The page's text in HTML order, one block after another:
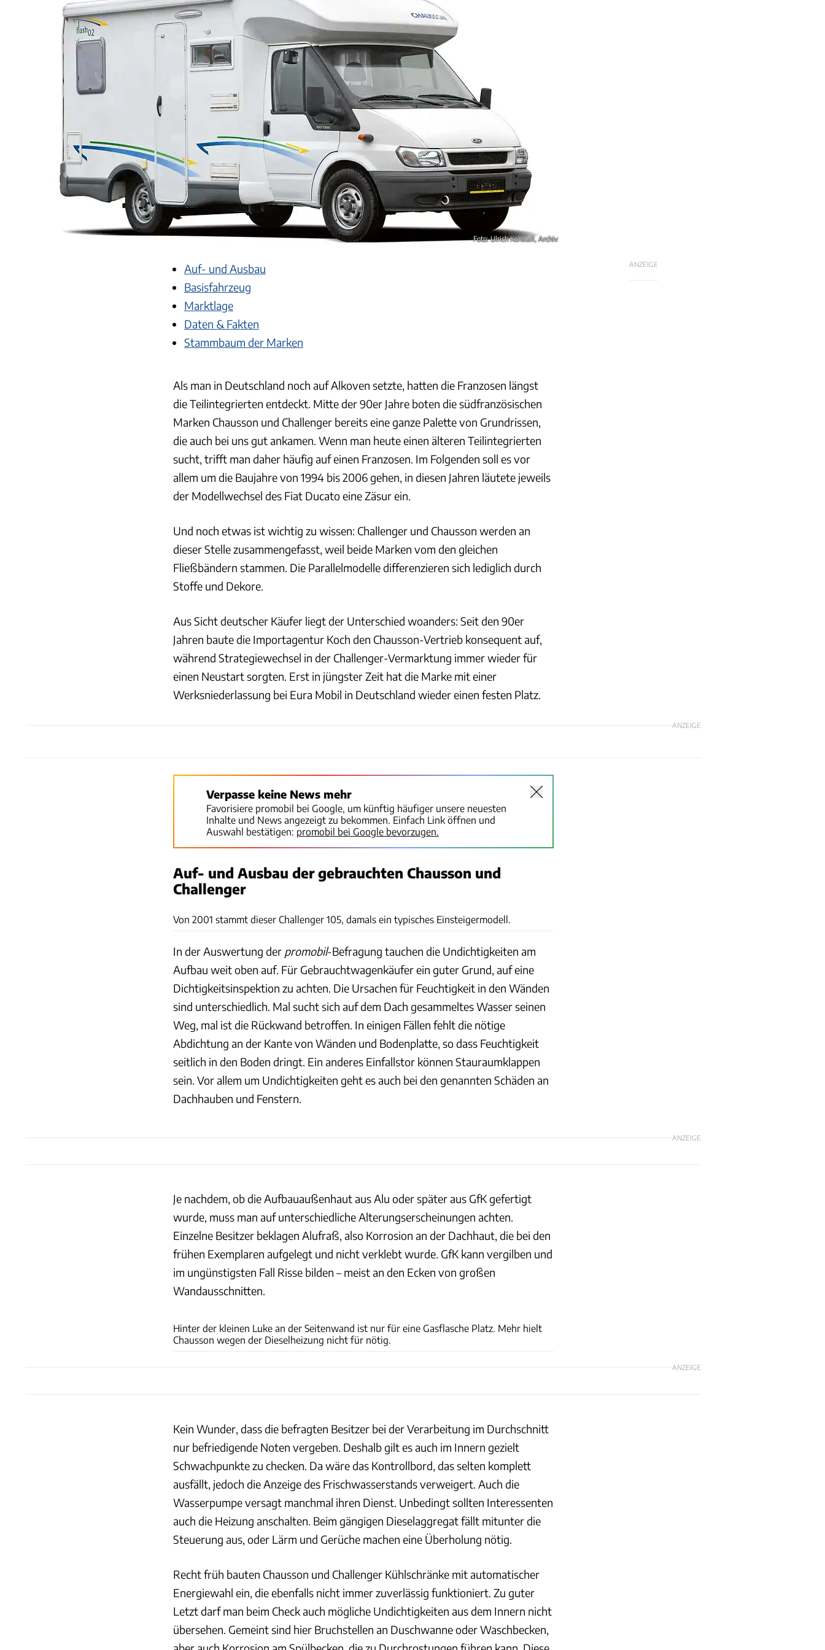
Foto: Ulrich Kohstall, Archiv
ANZEIGE
Auf- und Ausbau
Basisfahrzeug
Marktlage
Daten & Fakten
Stammbaum der Marken
Als man in Deutschland noch auf Alkoven setzte, hatten die Franzosen längst
die Teilintegrierten entdeckt. Mitte der 90er Jahre boten die südfranzösischen
Marken Chausson und Challenger bereits eine ganze Palette von Grundrissen,
die auch bei uns gut ankamen. Wenn man heute einen älteren Teilintegrierten
sucht, trifft man daher häufig auf einen Franzosen. Im Folgenden soll es vor
allem um die Baujahre von 1994 bis 2006 gehen, in diesen Jahren läutete jeweils
der Modellwechsel des Fiat Ducato eine Zäsur ein.
Und noch etwas ist wichtig zu wissen: Challenger und Chausson werden an
dieser Stelle zusammengefasst, weil beide Marken vom den gleichen
Fließbändern stammen. Die Parallelmodelle differenzieren sich lediglich durch
Stoffe und Dekore.
Aus Sicht deutscher Käufer liegt der Unterschied woanders: Seit den 90er
Jahren baute die Importagentur Koch den Chausson-Vertrieb konsequent auf,
während Strategiewechsel in der Challenger-Vermarktung immer wieder für
einen Neustart sorgten. Erst in jüngster Zeit hat die Marke mit einer
Werksniederlassung bei Eura Mobil in Deutschland wieder einen festen Platz.
ANZEIGE
Verpasse keine News mehr
Favorisiere promobil bei Google, um künftig häufiger unsere neuesten
Inhalte und News angezeigt zu bekommen. Einfach Link öffnen und
Auswahl bestätigen: promobil bei Google bevorzugen.
Auf- und Ausbau der gebrauchten Chausson und
Challenger
Von 2001 stammt dieser Challenger 105, damals ein typisches Einsteigermodell.
In der Auswertung der promobil-Befragung tauchen die Undichtigkeiten am
Aufbau weit oben auf. Für Gebrauchtwagenkäufer ein guter Grund, auf eine
Dichtigkeitsinspektion zu achten. Die Ursachen für Feuchtigkeit in den Wänden
sind unterschiedlich. Mal sucht sich auf dem Dach gesammeltes Wasser seinen
Weg, mal ist die Rückwand betroffen. In einigen Fällen fehlt die nötige
Abdichtung an der Kante von Wänden und Bodenplatte, so dass Feuchtigkeit
seitlich in den Boden dringt. Ein anderes Einfallstor können Stauraumklappen
sein. Vor allem um Undichtigkeiten geht es auch bei den genannten Schäden an
Dachhauben und Fenstern.
ANZEIGE
Je nachdem, ob die Aufbauaußenhaut aus Alu oder später aus GfK gefertigt
wurde, muss man auf unterschiedliche Alterungserscheinungen achten.
Einzelne Besitzer beklagen Alufraß, also Korrosion an der Dachhaut, die bei den
frühen Exemplaren aufgelegt und nicht verklebt wurde. GfK kann vergilben und
im ungünstigsten Fall Risse bilden – meist an den Ecken von großen
Wandausschnitten.
Hinter der kleinen Luke an der Seitenwand ist nur für eine Gasflasche Platz. Mehr hielt
Chausson wegen der Dieselheizung nicht für nötig.
ANZEIGE
Kein Wunder, dass die befragten Besitzer bei der Verarbeitung im Durchschnitt
nur befriedigende Noten vergeben. Deshalb gilt es auch im Innern gezielt
Schwachpunkte zu checken. Da wäre das Kontrollbord, das selten komplett
ausfällt, jedoch die Anzeige des Frischwasserstands verweigert. Auch die
Wasserpumpe versagt manchmal ihren Dienst. Unbedingt sollten Interessenten
auch die Heizung anschalten. Beim gängigen Dieselaggregat fällt mitunter die
Steuerung aus, oder Lärm und Gerüche machen eine Überholung nötig.
Recht früh bauten Chausson und Challenger Kühlschränke mit automatischer
Energiewahl ein, die ebenfalls nicht immer zuverlässig funktioniert. Zu guter
Letzt darf man beim Check auch mögliche Undichtigkeiten aus dem Innern nicht
übersehen. Gemeint sind hier Bruchstellen an Duschwanne oder Waschbecken,